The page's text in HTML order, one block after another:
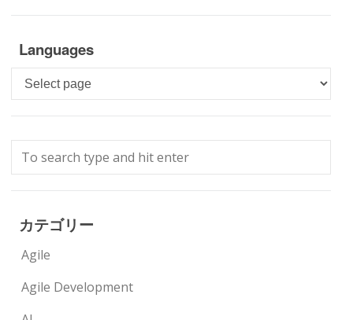
Languages
Languages
カテゴリー
Agile
Agile Development